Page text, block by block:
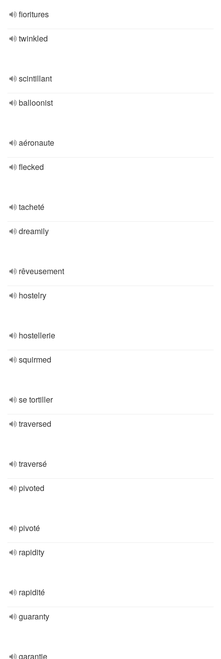
fioritures
twinkled
scintillant
balloonist
aéronaute
flecked
tacheté
dreamily
rêveusement
hostelry
hostellerie
squirmed
se tortiller
traversed
traversé
pivoted
pivoté
rapidity
rapidité
guaranty
garantie